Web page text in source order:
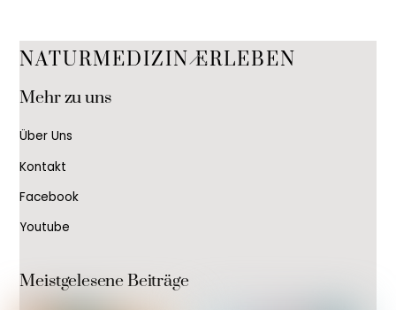
Back
NATURMEDIZIN ERLEBEN
Mehr zu uns
Über Uns
Kontakt
Facebook
Youtube
Meistgelesene Beiträge